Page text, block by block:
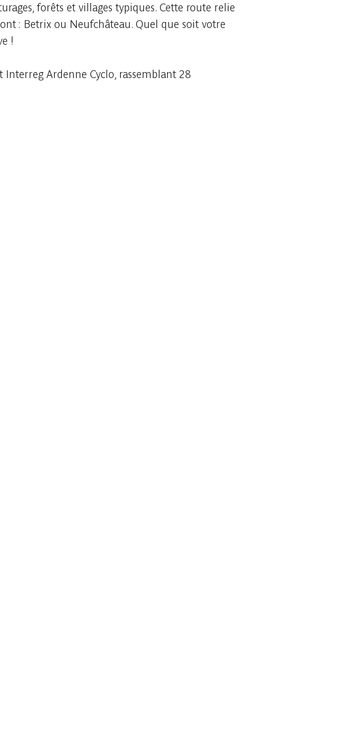
forêts et villages typiques. Cette route relie
: Betrix ou Neufchâteau. Quel que soit votre
!
Ardenne Cyclo, rassemblant 28